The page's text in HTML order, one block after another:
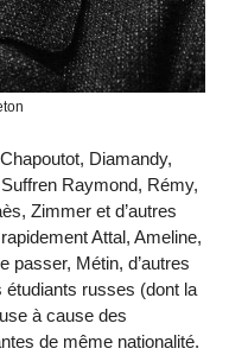
Diamandy,
Raymond, Rémy,
Zimmer et d’autres
Attal, Ameline,
passer, Métin, d’autres
russes (dont la
à cause des
de même nationalité.